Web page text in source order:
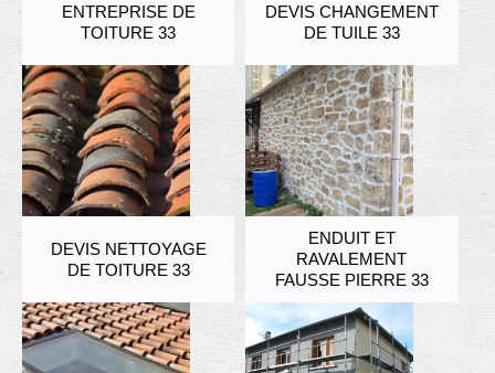
ENTREPRISE DE
TOITURE 33
DEVIS CHANGEMENT
DE TUILE 33
DEVIS NETTOYAGE
DE TOITURE 33
ENDUIT ET
RAVALEMENT
FAUSSE PIERRE 33